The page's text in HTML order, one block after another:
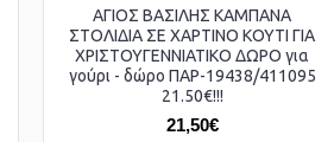
ΑΓΙΟΣ ΒΑΣΙΛΗΣ ΚΑΜΠΑΝΑ
ΣΤΟΛΙΔΙΑ ΣΕ ΧΑΡΤΙΝΟ ΚΟΥΤΙ ΓΙΑ
ΧΡΙΣΤΟΥΓΕΝΝΙΑΤΙΚΟ ΔΩΡΟ για
γούρι - δώρο ΠΑΡ-19438/411095
21.50€!!!
21,50€